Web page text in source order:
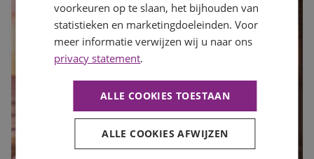
voorkeuren op te slaan, het bijhouden van
statistieken en marketingdoeleinden. Voor
meer informatie verwijzen wij u naar ons
privacy statement.
ALLE COOKIES TOESTAAN
ALLE COOKIES AFWIJZEN